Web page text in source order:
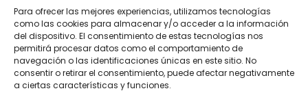
Para ofrecer las mejores experiencias, utilizamos tecnologías
como las cookies para almacenar y/o acceder a la información
del dispositivo. El consentimiento de estas tecnologías nos
permitirá procesar datos como el comportamiento de
navegación o las identificaciones únicas en este sitio. No
consentir o retirar el consentimiento, puede afectar negativamente
a ciertas características y funciones.
octubre 7, 2023
Mejores sofás para espacios pequeños
Leer más